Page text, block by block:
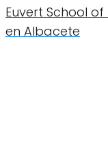
Euvert School
en Albacete